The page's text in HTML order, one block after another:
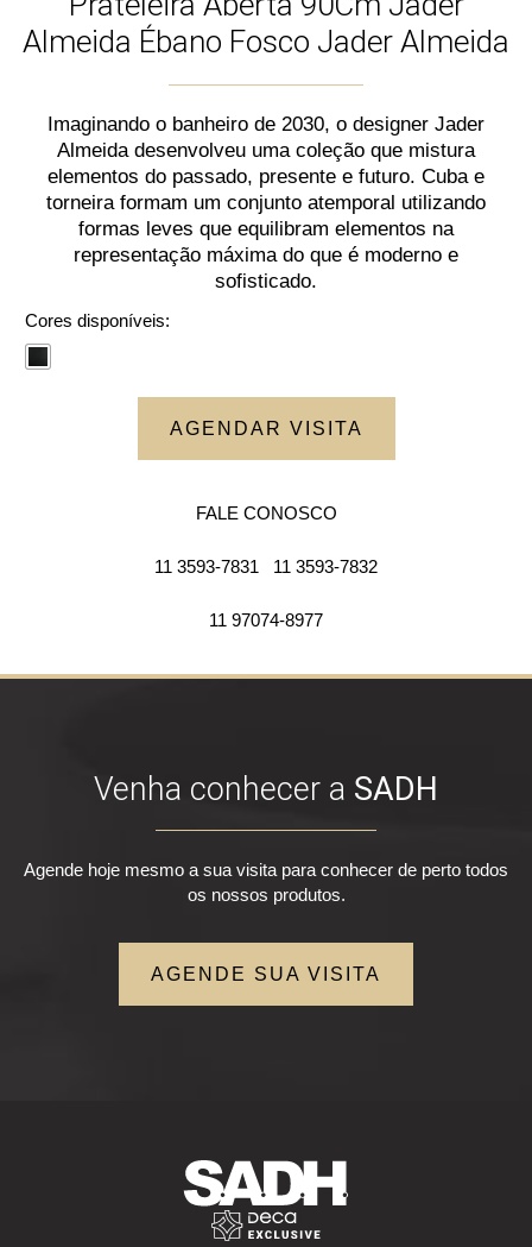
Almeida Ébano Fosco Jader Almeida
Imaginando o banheiro de 2030, o designer Jader
Almeida desenvolveu uma coleção que mistura
elementos do passado, presente e futuro. Cuba e
torneira formam um conjunto atemporal utilizando
formas leves que equilibram elementos na
representação máxima do que é moderno e
sofisticado.
Cores disponíveis:
AGENDAR VISITA
FALE CONOSCO
11 3593-7831 11 3593-7832
11 97074-8977
Venha conhecer a SADH
Agende hoje mesmo a sua visita para conhecer de perto todos
os nossos produtos.
AGENDE SUA VISITA